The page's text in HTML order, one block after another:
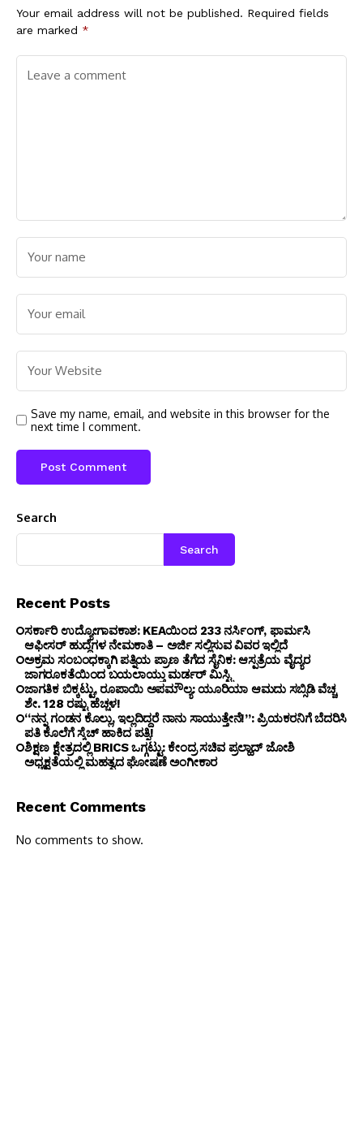
Your email address will not be published. Required fields
are marked *
Save my name, email, and website in this browser for the
next time I comment.
Search
Search
Recent Posts
ಸರ್ಕಾರಿ ಉದ್ಯೋಗಾವಕಾಶ: KEAಯಿಂದ 233 ನರ್ಸಿಂಗ್, ಫಾರ್ಮಸಿ
ಆಫೀಸರ್ ಹುದ್ದೆಗಳ ನೇಮಕಾತಿ – ಅರ್ಜಿ ಸಲ್ಲಿಸುವ ವಿವರ ಇಲ್ಲಿದೆ
ಅಕ್ರಮ ಸಂಬಂಧಕ್ಕಾಗಿ ಪತ್ನಿಯ ಪ್ರಾಣ ತೆಗೆದ ಸೈನಿಕ: ಆಸ್ಪತ್ರೆಯ ವೈದ್ಯರ
ಜಾಗರೂಕತೆಯಿಂದ ಬಯಲಾಯ್ತು ಮರ್ಡರ್ ಮಿಸ್ಟ್ರಿ
ಜಾಗತಿಕ ಬಿಕ್ಕಟ್ಟು, ರೂಪಾಯಿ ಅಪಮೌಲ್ಯ: ಯೂರಿಯಾ ಆಮದು ಸಬ್ಸಿಡಿ ವೆಚ್ಚ
ಶೇ. 128 ರಷ್ಟು ಹೆಚ್ಚಳ!
“ನನ್ನ ಗಂಡನ ಕೊಲ್ಲು, ಇಲ್ಲದಿದ್ದರೆ ನಾನು ಸಾಯುತ್ತೇನೆ!”: ಪ್ರಿಯಕರನಿಗೆ ಬೆದರಿಸಿ
ಪತಿ ಕೊಲೆಗೆ ಸ್ಕೆಚ್ ಹಾಕಿದ ಪತ್ನಿ!
ಶಿಕ್ಷಣ ಕ್ಷೇತ್ರದಲ್ಲಿ BRICS ಒಗ್ಗಟ್ಟು: ಕೇಂದ್ರ ಸಚಿವ ಪ್ರಲ್ಹಾದ್ ಜೋಶಿ
ಅಧ್ಯಕ್ಷತೆಯಲ್ಲಿ ಮಹತ್ವದ ಘೋಷಣೆ ಅಂಗೀಕಾರ
Recent Comments
No comments to show.